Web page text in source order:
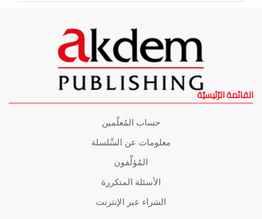
القائمة الرّئيسيّة
حساب المُعلّمين
معلومات عن السِّلسلة
المُؤلِّفون
الأسئلة المتكررة
الشراء عبر الإنترنت